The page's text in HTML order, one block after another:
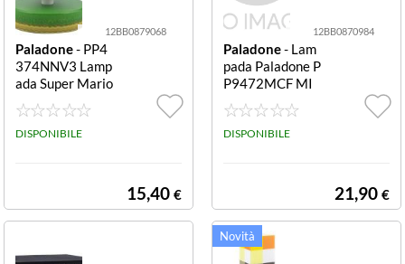
12BB0879068
Paladone- PP4
374NNV3 Lamp
ada Super Mario
Boo Boo
DISPONIBILE
15,40 €
12BB0870984
Paladone- Lam
pada Paladone P
P9472MCF MI
NECRAFT Fox F
ox
DISPONIBILE
21,90 €